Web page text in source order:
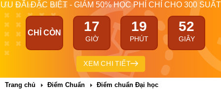
ƯU ĐÃI ĐẶC BIỆT - GIẢM 50% HỌC PHÍ CHỈ CHO 300 SUẤT
CHỈ CÒN 17
GIỜ
19
PHÚT
52
GIÂY
XEM CHI TIẾT
Trang chủ Điểm Chuẩn Điểm chuẩn Đại học